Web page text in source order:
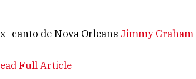
-canto de Nova Orleans Jimmy Graham
Full Article